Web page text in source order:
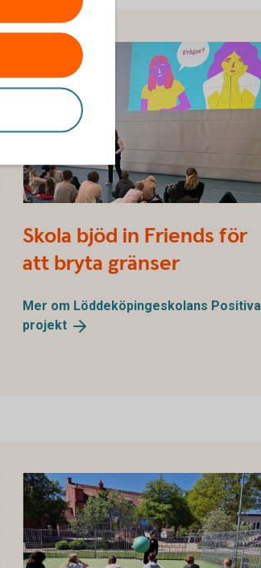
Skola bjöd in Friends för
att bryta gränser
Mer om Löddeköpingeskolans Positiva
projekt